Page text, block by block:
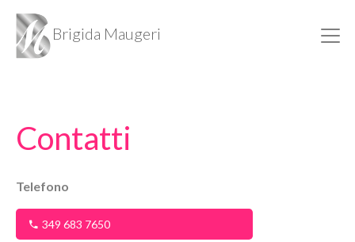
Brigida Maugeri
Contatti
Telefono
349 683 7650